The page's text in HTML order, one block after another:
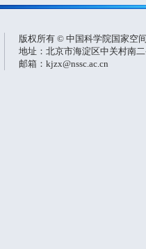
版权所有 © 中国科学院国家空
地址：北京市海淀区中关村南
邮箱：kjzx@nssc.ac.cn